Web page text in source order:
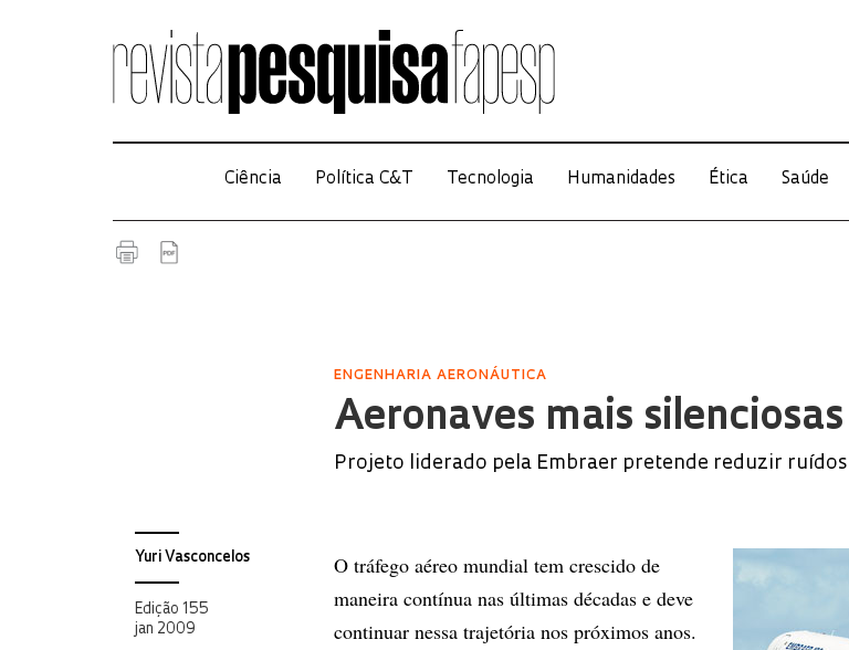
Ciência Política C&T Tecnologia Humanidades Ética Saúde
ENGENHARIA AERONÁUTICA
Aeronaves mais silenciosas
Projeto liderado pela Embraer pretende reduzir ruídos
Yuri Vasconcelos
Edição 155
jan 2009
O tráfego aéreo mundial tem crescido de
maneira contínua nas últimas décadas e deve
continuar nessa trajetória nos próximos anos.